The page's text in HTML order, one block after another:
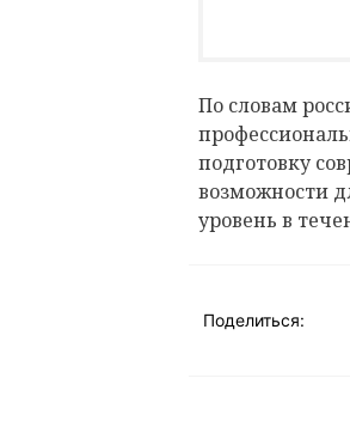
По словам
подготовку
возможности
уровень в
Поделиться: